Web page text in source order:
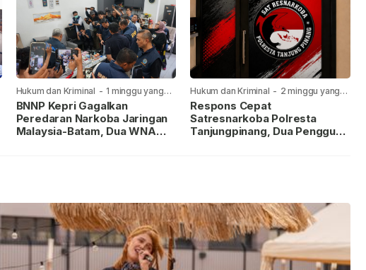
Hukum dan Kriminal - 1 minggu yang
lalu
BNNP Kepri Gagalkan
Peredaran Narkoba Jaringan
Malaysia-Batam, Dua WNA
Hukum dan Kriminal - 2 minggu yang
lalu
Respons Cepat
Satresnarkoba Polresta
Tanjungpinang, Dua Pengguna